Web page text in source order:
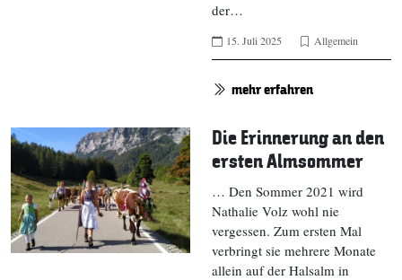
der…
15. Juli 2025 Allgemein
mehr erfahren
Die Erinnerung an den
ersten Almsommer
… Den Sommer 2021 wird
Nathalie Volz wohl nie
vergessen. Zum ersten Mal
verbringt sie mehrere Monate
allein auf der Halsalm in